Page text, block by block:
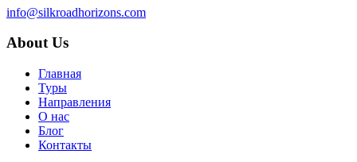
info@silkroadhorizons.com
About Us
Главная
Туры
Направления
О нас
Блог
Контакты